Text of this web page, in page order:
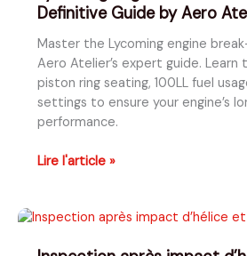
une
de
Shawinigan
résonne
jusqu’à
Paris
Definitive Guide by Aero
Master the Lycoming engine
Aero Atelier’s expert guide.
piston ring seating, 100LL fuel
settings to ensure your engine’s
performance.
Lycoming
In
Lire l'article »